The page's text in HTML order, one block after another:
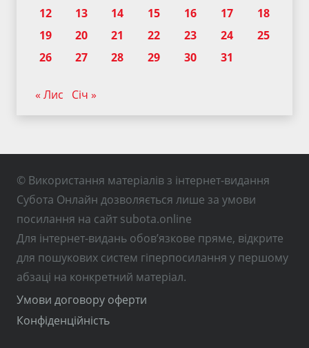
12
13 14 15 16 17
18
19
20 21 22 23 24
25
26
27 28 29 30 31
« Лис Січ »
© Використання матеріалів з інтернет-видання
Субота Онлайн дозволяється лише за умови
посилання на сайт subota.online
Для інтернет-видань обов’язкове пряме, відкрите
для пошукових систем гіперпосилання у першому
абзаці на конкретний матеріал.
Умови договору оферти
Конфіденційність